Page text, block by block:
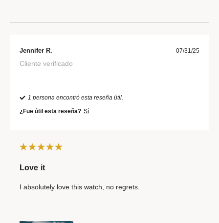
Jennifer R. 07/31/25
Cliente verificado
1 persona encontró esta reseña útil.
¿Fue útil esta reseña? Sí
Love it
I absolutely love this watch, no regrets.